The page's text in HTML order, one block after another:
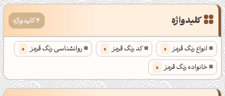
کلیدواژه 4 کلیدواژه
انواع رنگ قرمز 0 کد رنگ قرمز 0 روانشناسی رنگ قرمز 0
خانواده رنگ قرمز 0